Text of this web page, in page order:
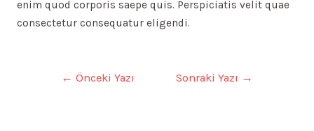
enim quod corporis saepe quis. Perspiciatis velit quae
consectetur consequatur eligendi.
← Önceki Yazı Sonraki Yazı →